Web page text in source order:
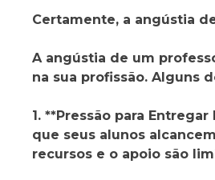
Certamente, a angústia
A angústia de um
na sua profissão. Alguns
1. **Pressão para
que seus alunos
recursos e o apoio são